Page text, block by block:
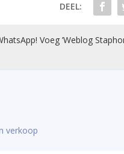
DEEL:
Voeg ’Weblog
verkoop